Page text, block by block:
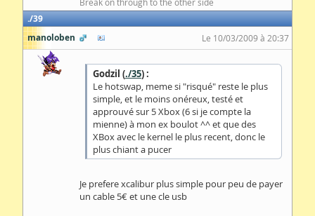
39
manoloben
Le 10/03/2009 à 20:37
Godzil (./35) :
Le hotswap, meme si "risqué" reste le plus
simple, et le moins onéreux, testé et
approuvé sur 5 Xbox (6 si je compte la
mienne) à mon ex boulot ^^ et que des
XBox avec le kernel le plus recent, donc le
plus chiant a pucer
Je prefere xcalibur plus simple pour peu de payer
un cable 5€ et une cle usb